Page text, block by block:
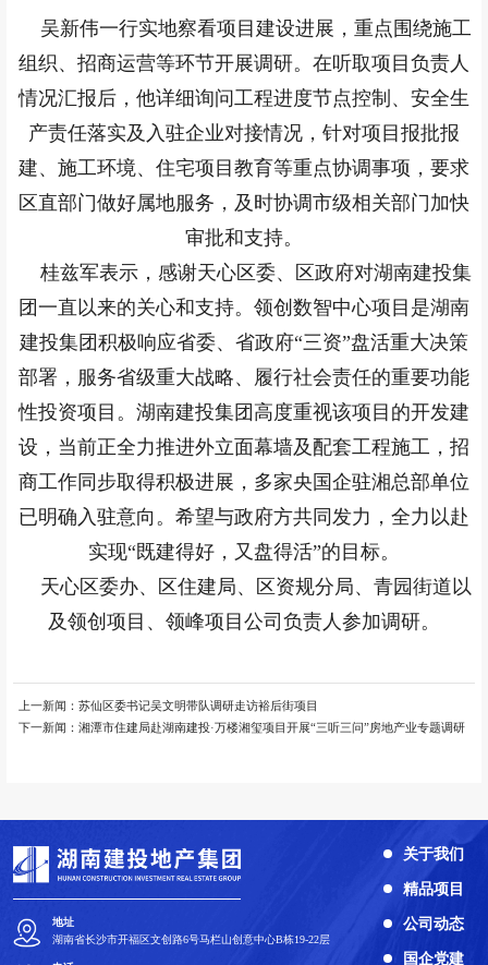
吴新伟一行实地察看项目建设进展，重点围绕施工
组织、招商运营等环节开展调研。在听取项目负责人
情况汇报后，他详细询问工程进度节点控制、安全生
产责任落实及入驻企业对接情况，针对项目报批报
建、施工环境、住宅项目教育等重点协调事项，要求
区直部门做好属地服务，及时协调市级相关部门加快
审批和支持。
桂兹军表示，感谢天心区委、区政府对湖南建投集
团一直以来的关心和支持。领创数智中心项目是湖南
建投集团积极响应省委、省政府“三资”盘活重大决策
部署，服务省级重大战略、履行社会责任的重要功能
性投资项目。湖南建投集团高度重视该项目的开发建
设，当前正全力推进外立面幕墙及配套工程施工，招
商工作同步取得积极进展，多家央国企驻湘总部单位
已明确入驻意向。希望与政府方共同发力，全力以赴
实现“既建得好，又盘得活”的目标。
天心区委办、区住建局、区资规分局、青园街道以
及领创项目、领峰项目公司负责人参加调研。
上一新闻： 苏仙区委书记吴文明带队调研走访裕后街项目
下一新闻： 湘潭市住建局赴湖南建投·万楼湘玺项目开展“三听三问”房地产业专题调研
关于我们
精品项目
公司动态
国企党建
地址
湖南省长沙市开福区文创路6号马栏山创意中心B栋19-22层